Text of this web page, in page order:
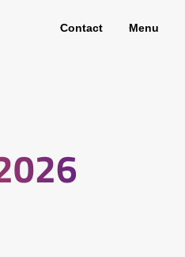
Contact Menu